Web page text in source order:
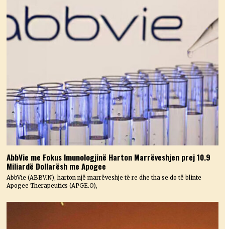
AbbVie me Fokus Imunologjinë Harton Marrëveshjen prej 10.9
Miliardë Dollarësh me Apogee
AbbVie (ABBV.N), harton një marrëveshje të re dhe tha se do të blinte
Apogee Therapeutics (APGE.O),